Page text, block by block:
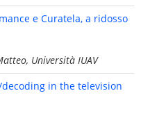
e Curatela, a ridosso
Università IUAV
decoding in the television